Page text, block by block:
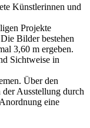
Künstlerinnen und
Projekte
Bilder bestehen
3,60 m ergeben.
Sichtweise in
Über den
Ausstellung durch
eine